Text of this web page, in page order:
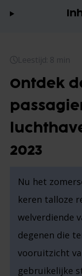
Leestijd: 8 min
Ontdek
2023
Nu het
keren talloze
welverdiende
degenen die
vooruitzicht
gebruikelijke